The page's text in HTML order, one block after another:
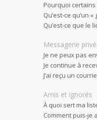
Pourquoi
Qu’est-ce qu’un
Qu’est-ce que le
Messagerie
Je ne peux pas
Je continue à
J’ai reçu un
Amis et ignorés
À quoi sert ma
Comment puis-je